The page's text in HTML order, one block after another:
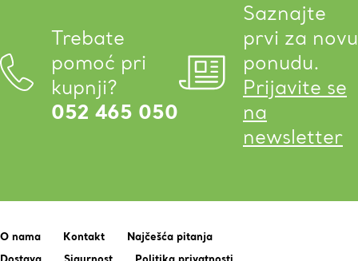
Trebate
pomoć pri
kupnji?
052 465 050
Saznajte
prvi za novu
ponudu.
Prijavite se
na
newsletter
O nama Kontakt
Najčešća pitanja